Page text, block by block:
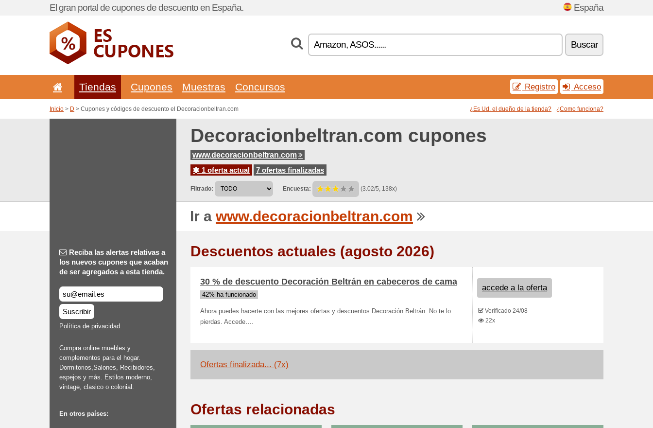
El gran portal de cupones de descuento en España. España
Buscar
Tiendas Cupones Muestras Concursos Registro Acceso
Inicio > D > Cupones y códigos de descuento el Decoracionbeltran.com ¿Es Ud. el dueño de la tienda? ¿Como funciona?
Decoracionbeltran.com cupones
www.decoracionbeltran.com
1 oferta actual
7 ofertas finalizadas
Filtrado: Encuesta: (3.02/5, 138x)
Ir a www.decoracionbeltran.com
Reciba las alertas relativas a
los nuevos cupones que acaban
de ser agregados a esta tienda.
Suscribir
Política de privacidad
Compra online muebles y
complementos para el hogar.
Dormitorios,Salones, Recibidores,
espejos y más. Estilos moderno,
vintage, clasico o colonial.
En otros países:
Descuentos actuales (agosto 2026)
30 % de descuento Decoración Beltrán en cabeceros de cama
42% ha funcionado
Ahora puedes hacerte con las mejores ofertas y descuentos Decoración Beltrán. No te lo
pierdas. Accede….
accede a la oferta
Verificado 24/08
22x
Ofertas finalizada... (7x)
Ofertas relacionadas